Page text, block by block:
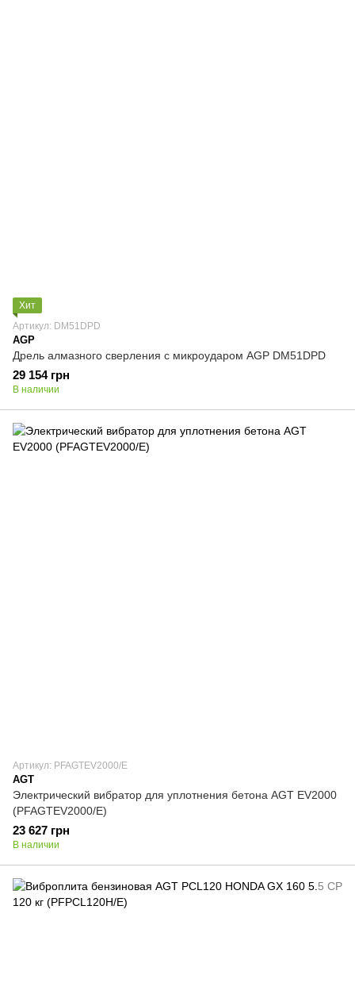
Хит
Артикул: DM51DPD
AGP
Дрель алмазного сверления с микроударом AGP DM51DPD
29 154 грн
В наличии
Артикул: PFAGTEV2000/E
AGT
Электрический вибратор для уплотнения бетона AGT EV2000
(PFAGTEV2000/E)
23 627 грн
В наличии